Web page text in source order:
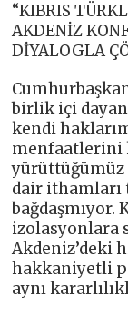
“KIBRIS
AKDENİZ
DİYALOGLA
birlik içi
kendi
menfaatlerini
yürüttüğümüz
dair
bağdaşmıyor.
izolasyonlara
Akdeniz’deki
hakkaniyetli
aynı